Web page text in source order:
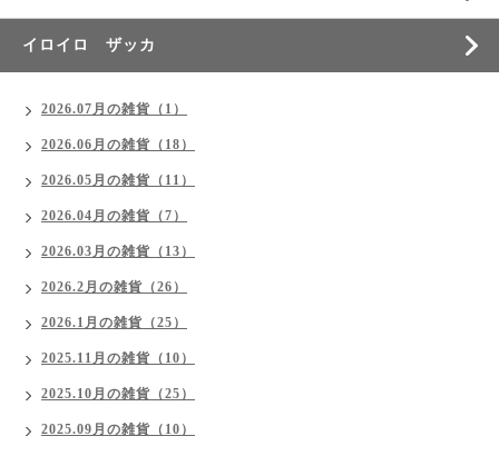
イロイロ ザッカ
2026.07月の雑貨（1）
2026.06月の雑貨（18）
2026.05月の雑貨（11）
2026.04月の雑貨（7）
2026.03月の雑貨（13）
2026.2月の雑貨（26）
2026.1月の雑貨（25）
2025.11月の雑貨（10）
2025.10月の雑貨（25）
2025.09月の雑貨（10）